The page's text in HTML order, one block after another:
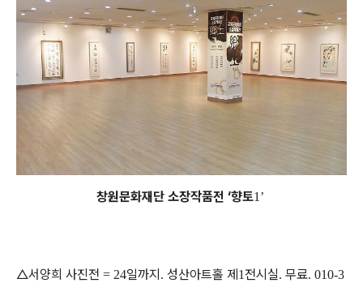
창원문화재단 소장작품전 ‘향토1’
△서양희 사진전 = 24일까지 . 성산아트홀 제 1전시실. 무료. 010-3